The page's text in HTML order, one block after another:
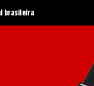
brasileira